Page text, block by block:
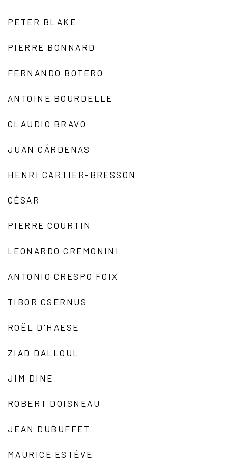
PETER BLAKE
PIERRE BONNARD
FERNANDO BOTERO
ANTOINE BOURDELLE
CLAUDIO BRAVO
JUAN CÁRDENAS
HENRI CARTIER-BRESSON
CÉSAR
PIERRE COURTIN
LEONARDO CREMONINI
ANTONIO CRESPO FOIX
TIBOR CSERNUS
ROËL D'HAESE
ZIAD DALLOUL
JIM DINE
ROBERT DOISNEAU
JEAN DUBUFFET
MAURICE ESTÈVE